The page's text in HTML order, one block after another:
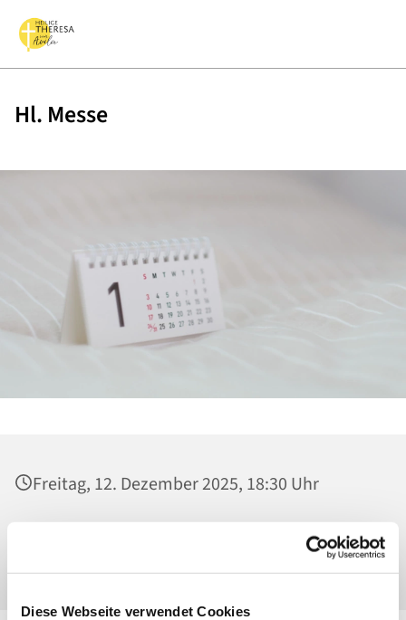
Diese Webseite verwendet Cookies
Hl. Messe
Freitag, 12. Dezember 2025, 18:30 Uhr
Mater Dolorosa, Klosterkirche, Greifswalder